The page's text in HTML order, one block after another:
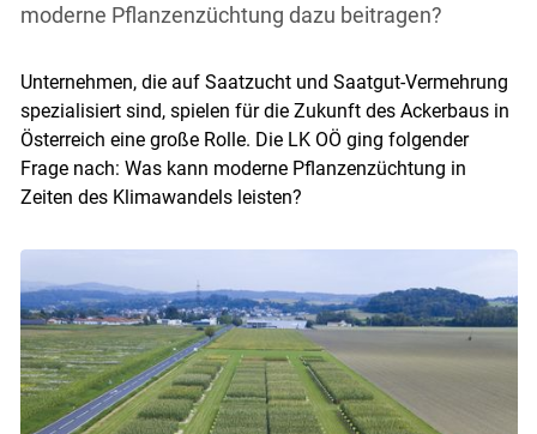
moderne Pflanzenzüchtung dazu beitragen?
Unternehmen, die auf Saatzucht und Saatgut-Vermehrung
spezialisiert sind, spielen für die Zukunft des Ackerbaus in
Österreich eine große Rolle. Die LK OÖ ging folgender
Frage nach: Was kann moderne Pflanzenzüchtung in
Zeiten des Klimawandels leisten?